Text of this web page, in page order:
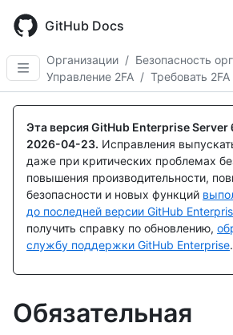
main
content
GitHub Docs
Организации / Безопасность
Управление 2FA / Требовать 2FA
Эта версия GitHub Enterprise
2026-04-23. Исправления
даже при критических проблемах
повышения производительности,
безопасности и новых функций
до последней версии GitHub
получить справку по обновлению,
службу поддержки GitHub Enterprise.
Обязательная